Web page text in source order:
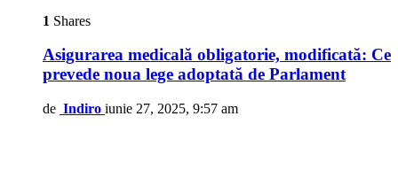
1 Shares
Asigurarea medicală obligatorie, modificată: Ce
prevede noua lege adoptată de Parlament
de Indiro iunie 27, 2025, 9:57 am